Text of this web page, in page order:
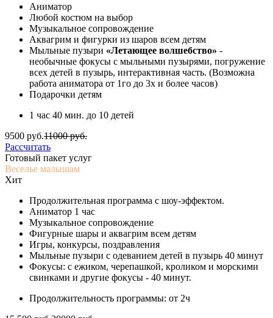
Аниматор
Любой костюм на выбор
Музыкальное сопровождение
Аквагрим и фигурки из шаров всем детям
Мыльные пузыри «Летающее волшебство» -
необычные фокусы с мыльными пузырями, погружение
всех детей в пузырь, интерактивная часть. (Возможна
работа аниматора от 1го до 3х и более часов)
Подарочки детям
1 час 40 мин. до 10 детей
9500 руб.11000 руб.
Рассчитать
Готовый пакет услуг
Веселье малышам
Хит
Продолжительная программа с шоу-эффектом.
Аниматор 1 час
Музыкальное сопровождение
Фигурные шары и аквагрим всем детям
Игры, конкурсы, поздравления
Мыльные пузыри с одеванием детей в пузырь 40 минут
Фокусы: с ежиком, черепашкой, кроликом и морскими
свинками и другие фокусы - 40 минут.
Продолжительность программы: от 2ч